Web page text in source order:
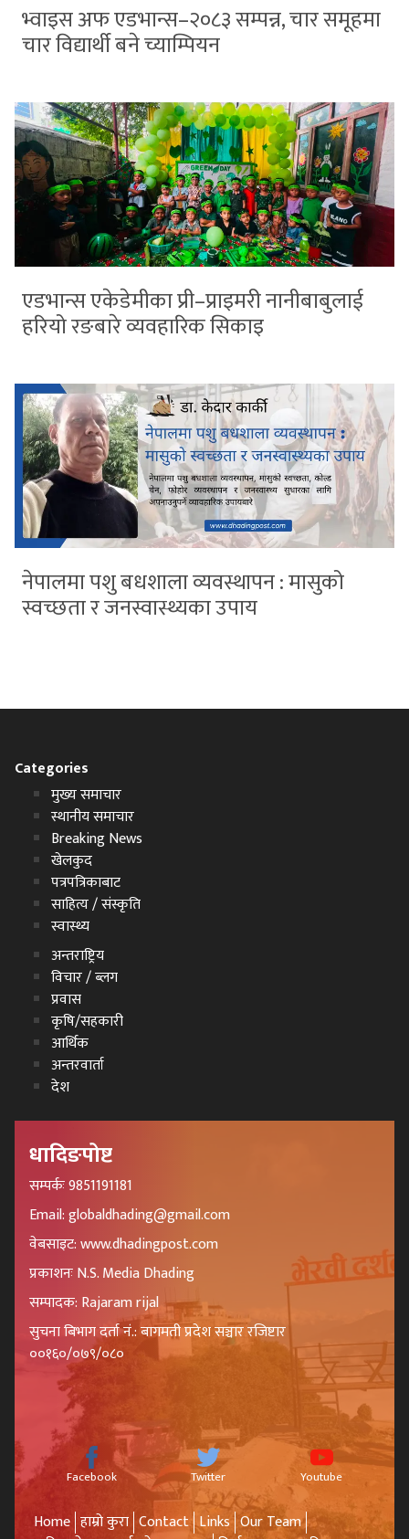
भ्वाइस अफ एडभान्स–२०८३ सम्पन्न, चार समूहमा
चार विद्यार्थी बने च्याम्पियन
एडभान्स एकेडेमीका प्री–प्राइमरी नानीबाबुलाई
हरियो रङबारे व्यवहारिक सिकाइ
नेपालमा पशु बधशाला व्यवस्थापन : मासुको
स्वच्छता र जनस्वास्थ्यका उपाय
Categories
मुख्य समाचार
स्थानीय समाचार
Breaking News
खेलकुद
पत्रपत्रिकाबाट
साहित्य / संस्कृति
स्वास्थ्य
अन्तराष्ट्रिय
विचार / ब्लग
प्रवास
कृषि/सहकारी
आर्थिक
अन्तरवार्ता
देश
धादिङपोष्ट
सम्पर्कः 9851191181
Email: globaldhading@gmail.com
वेबसाइट: www.dhadingpost.com
प्रकाशनः N.S. Media Dhading
सम्पादक: Rajaram rijal
सुचना बिभाग दर्ता नं.: बागमती प्रदेश सञ्चार रजिष्टार
००१६०/०७९/०८०
Facebook Twitter Youtube
Home हाम्रो कुरा Contact Links Our Team